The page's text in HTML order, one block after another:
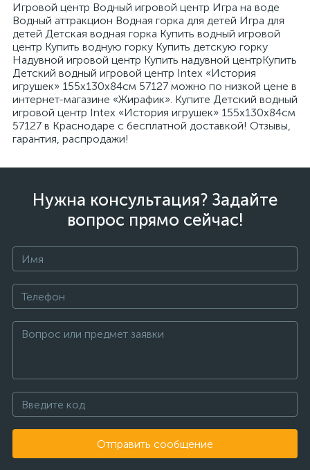
Игровой центр Водный игровой центр Игра на воде
Водный аттракцион Водная горка для детей Игра для
детей Детская водная горка Купить водный игровой
центр Купить водную горку Купить детскую горку
Надувной игровой центр Купить надувной центрКупить
Детский водный игровой центр Intex «История
игрушек» 155х130х84см 57127 можно по низкой цене в
интернет-магазине «Жирафик». Купите Детский водный
игровой центр Intex «История игрушек» 155х130х84см
57127 в Краснодаре с бесплатной доставкой! Отзывы,
гарантия, распродажи!
Нужна консультация? Задайте
вопрос прямо сейчас!
Отправить сообщение